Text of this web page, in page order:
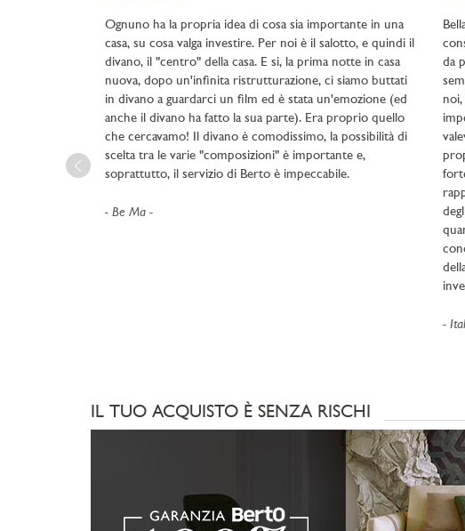
Ognuno ha la propria idea di cosa sia importante in una
casa, su cosa valga investire. Per noi è il salotto, e quindi il
divano, il "centro" della casa. E si, la prima notte in casa
nuova, dopo un'infinita ristrutturazione, ci siamo buttati
in divano a guardarci un film ed è stata un'emozione (ed
anche il divano ha fatto la sua parte). Era proprio quello
che cercavamo! Il divano è comodissimo, la possibilità di
scelta tra le varie "composizioni" è importante e,
soprattutto, il servizio di Berto è impeccabile.
Be Ma
da
IL TUO ACQUISTO È SENZA RISCHI